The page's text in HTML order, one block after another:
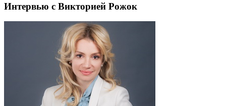
Интервью с Викторией Рожок